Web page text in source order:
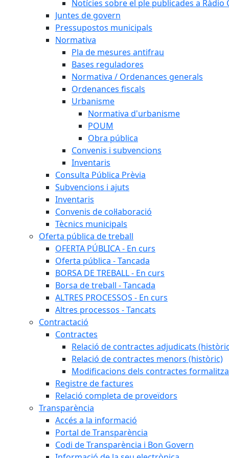
Notícies sobre el ple publicades a Ràdio
Juntes de govern
Pressupostos municipals
Normativa
Pla de mesures antifrau
Bases reguladores
Normativa / Ordenances generals
Ordenances fiscals
Urbanisme
Normativa d'urbanisme
POUM
Obra pública
Convenis i subvencions
Inventaris
Consulta Pública Prèvia
Subvencions i ajuts
Inventaris
Convenis de col·laboració
Tècnics municipals
Oferta pública de treball
OFERTA PÚBLICA - En curs
Oferta pública - Tancada
BORSA DE TREBALL - En curs
Borsa de treball - Tancada
ALTRES PROCESSOS - En curs
Altres processos - Tancats
Contractació
Contractes
Relació de contractes adjudicats
Relació de contractes menors (històric)
Modificacions dels contractes
Registre de factures
Relació completa de proveïdors
Transparència
Accés a la informació
Portal de Transparència
Codi de Transparència i Bon Govern